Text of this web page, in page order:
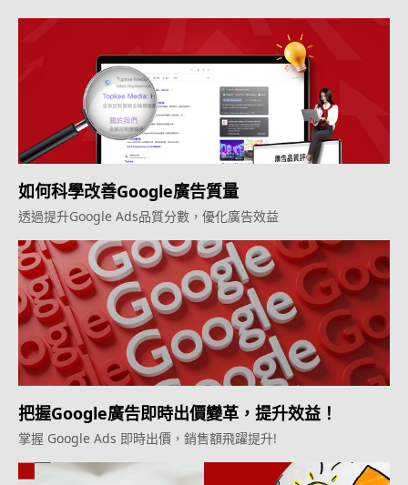
如何科學改善Google廣告質量
透過提升Google Ads品質分數，優化廣告效益
把握Google廣告即時出價變革，提升效益！
掌握 Google Ads 即時出價，銷售額飛躍提升!